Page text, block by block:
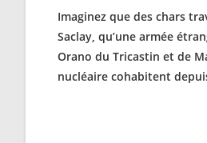
Imaginez que des chars
Saclay, qu’une armée
Orano du Tricastin et de
nucléaire cohabitent